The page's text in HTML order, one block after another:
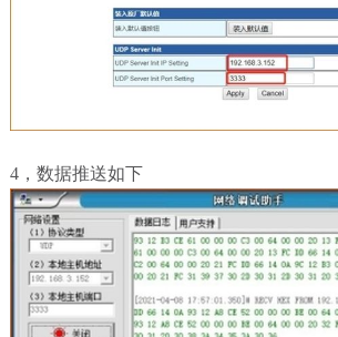
4，数据推送如下